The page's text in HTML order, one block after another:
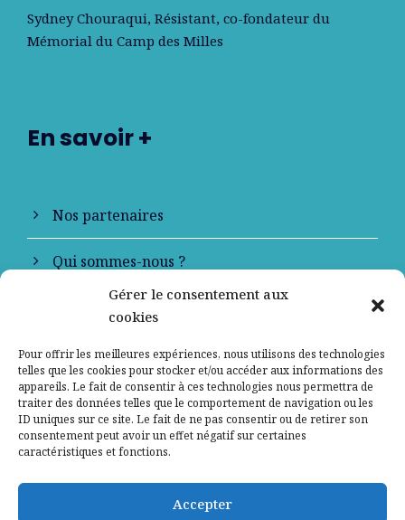
Gérer le consentement aux
cookies
Pour offrir les meilleures expériences, nous utilisons des technologies
telles que les cookies pour stocker et/ou accéder aux informations des
appareils. Le fait de consentir à ces technologies nous permettra de
traiter des données telles que le comportement de navigation ou les
ID uniques sur ce site. Le fait de ne pas consentir ou de retirer son
consentement peut avoir un effet négatif sur certaines
caractéristiques et fonctions.
Accepter
Sydney Chouraqui, Résistant, co-fondateur du
Mémorial du Camp des Milles
En savoir +
Nos partenaires
Qui sommes-nous ?
Contactez-nous
Mentions légales
Politique de confidentialité